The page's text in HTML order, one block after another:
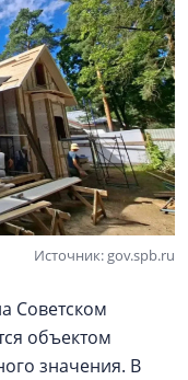
Источник: gov.spb.ru
Советском
объектом
значения. В